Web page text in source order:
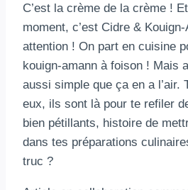
C’est la crème de la crème !
moment, c’est Cidre &
attention ! On part en cuisine
kouign-amann à foison ! Mais
aussi simple que ça en a l’air.
eux, ils sont là pour te refiler
bien pétillants, histoire de
dans tes préparations
truc ?